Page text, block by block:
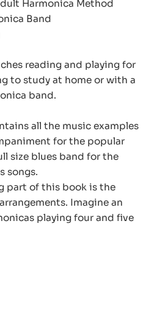
Harmonica Method
Band
reading and playing for
to study at home or with a
band.
all the music examples
for the popular
size blues band for the
songs.
part of this book is the
Imagine an
playing four and five